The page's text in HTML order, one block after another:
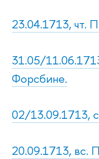
23.04.1713, чт.
31.05/
Форсбине.
02/13.09.1713,
20.09.1713, вс.